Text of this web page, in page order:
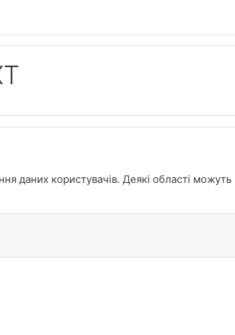
даних користувачів. Деякі області можуть